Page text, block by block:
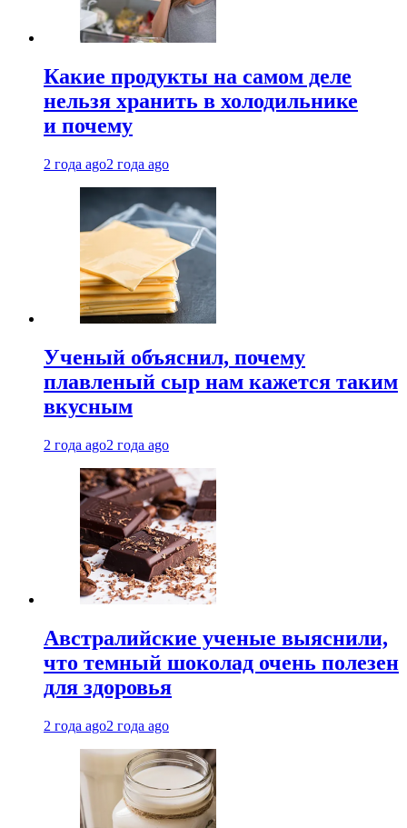
Какие продукты на самом деле
нельзя хранить в холодильнике
и почему
2 года ago2 года ago
Ученый объяснил, почему
плавленый сыр нам кажется таким
вкусным
2 года ago2 года ago
Австралийские ученые выяснили,
что темный шоколад очень полезен
для здоровья
2 года ago2 года ago